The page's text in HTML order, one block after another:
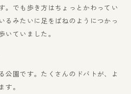
。でも歩き方はちょっとかわってい
るみたいに足をばねのようにつかっ
いていました。
公園です。たくさんのドバトが、よ
す。